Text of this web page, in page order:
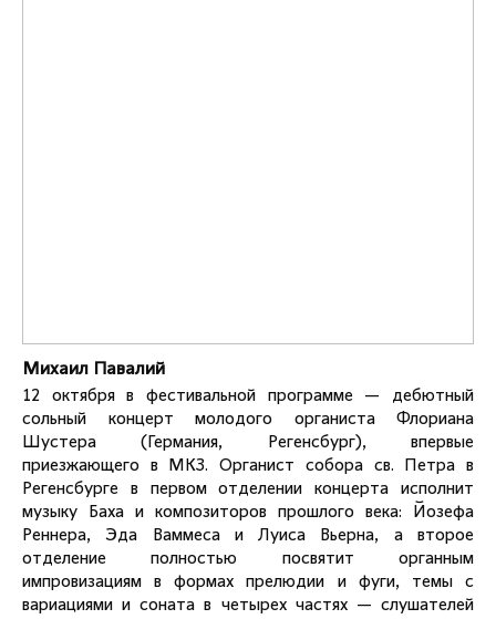
Михаил Павалий
12 октября в фестивальной программе — дебютный
сольный концерт молодого органиста Флориана
Шустера (Германия, Регенсбург), впервые
приезжающего в МКЗ. Органист собора св. Петра в
Регенсбурге в первом отделении концерта исполнит
музыку Баха и композиторов прошлого века: Йозефа
Реннера, Эда Ваммеса и Луиса Вьерна, а второе
отделение полностью посвятит органным
импровизациям в формах прелюдии и фуги, темы с
вариациями и соната в четырех частях — слушателей